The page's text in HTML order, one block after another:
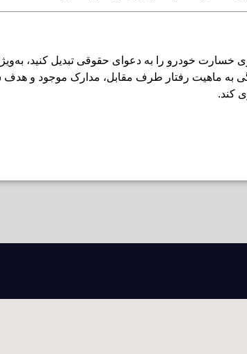
خسارت خودرو را به دعوای حقوقی تبدیل کنید،
ماهیت رفتار طرف مقابل، مدارک موجود و هدف
کند.